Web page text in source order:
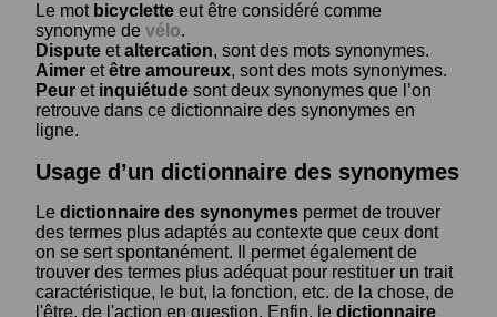
Le mot bicyclette eut être considéré comme
synonyme de vélo.
Dispute etaltercation, sont des mots synonymes.
Aimer etêtre amoureux, sont des mots synonymes.
Peur et inquiétude sont deux synonymes que l’on
retrouve dans ce dictionnaire des synonymes en
ligne.
Usage d’un dictionnaire des synonymes
Le dictionnaire des synonymes permet de trouver
des termes plus adaptés au contexte que ceux dont
on se sert spontanément. Il permet également de
trouver des termes plus adéquat pour restituer un trait
caractéristique, le but, la fonction, etc. de la chose, de
l'être, de l'action en question. Enfin, le dictionnaire